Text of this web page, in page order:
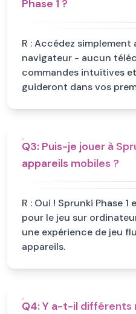
Phase 1 ?
R :Accédez simplement
navigateur - aucun
commandes intuitives
guideront dans vos
Q3: Puis-je jouer à
appareils mobiles ?
R : Oui ! Sprunki Phase
pour le jeu sur
une expérience de jeu
appareils.
Q4:Y a-t-il différents